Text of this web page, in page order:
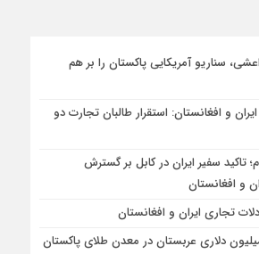
سناریو آمریکایی پاکستان را بر هم
و افغانستان: استقرار طالبان تجارت دو
تاکید سفیر ایران در کابل بر گسترش
و افغانستان